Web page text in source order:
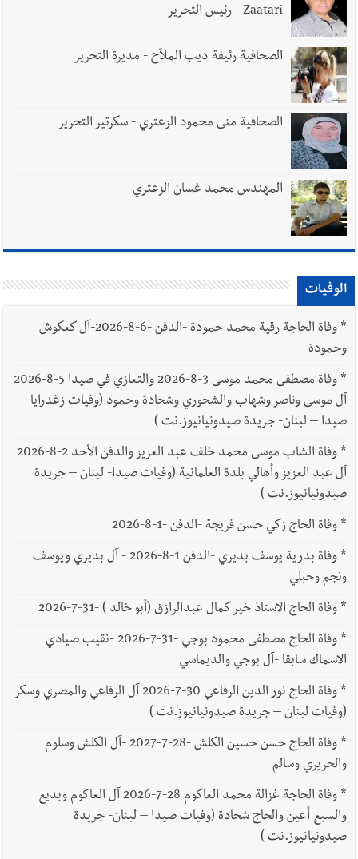
Zaatari - رئيس التحرير
الصحافية رئيفة ديب الملاّح - مديرة التحرير
الصحافية منى محمود الزعتري - سكرتير التحرير
المهندس محمد غسان الزعتري
الوفيات
*
وفاة الحاجة رقية محمد حمودة -الدفن -6-8-2026-آل كعكوش
وحمودة
*
وفاة مصطفى محمد موسى 3-8-2026 والتعازي في صيدا 5-8-2026
آل موسى وناصر وشهاب والشحوري وشحادة وحمود (وفيات زغدرايا –
صيدا – لبنان- جريدة صيدونيانيوز.نت )
*
وفاة الشاب موسى محمد خلف عبد العزيز والدفن الأحد 2-8-2026
آل عبد العزيز وأهالي بلدة العلمانية (وفيات صيدا- لبنان – جريدة
صيدونيانيوز.نت )
*وفاة الحاج زكي حسن فريجة -الدفن -1-8-2026
*
وفاة بدرية يوسف بديري -الدفن 1-8-2026 - آل بديري ويوسف
ونجم وحبلي
*وفاة الحاج الاستاذ خير كمال عبدالرازق (أبو خالد ) -31-7-2026
*
وفاة الحاج مصطفى محمود بوجي -31-7-2026 -نقيب صيادي
الاسماك سابقا -آل بوجي والديماسي
*
وفاة الحاج نور الدين الرفاعي 30-7-2026 آل الرفاعي والمصري وسكر
(وفيات لبنان – جريدة صيدونيانيوز.نت )
*
وفاة الحاج حسن حسين الكلش -28-7-2027 -آل الكلش وسلوم
والحريري وسالم
*
وفاة الحاجة غزالة محمد العاكوم 28-7-2026 آل العاكوم وبديع
والسبع أعين والحاج شحادة (وفيات صيدا – لبنان- جريدة
صيدونيانيوز.نت )